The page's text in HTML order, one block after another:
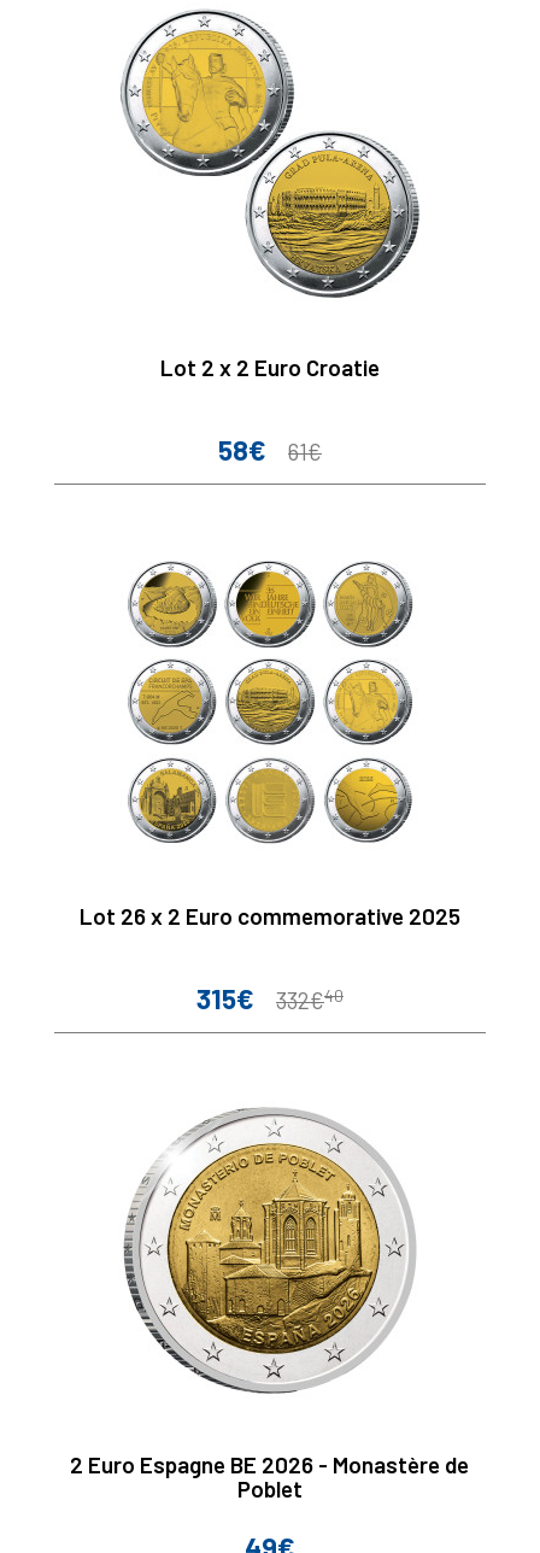
Lot 2 x 2 Euro Croatie
Prix
58€
Prix
61€
Lot 26 x 2 Euro commemorative 2025
Prix
315€
Prix
332€40
2 Euro Espagne BE 2026 - Monastère de
Poblet
Prix